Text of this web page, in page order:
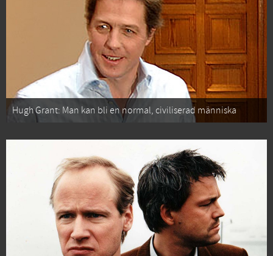
Hugh Grant: Man kan bli en normal, civiliserad människa